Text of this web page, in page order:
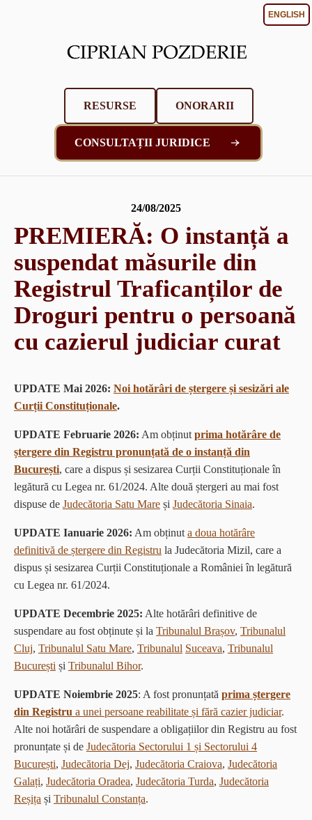
RESURSE ONORARII
CONSULTAȚII JURIDICE
ENGLISH
24/08/2025
PREMIERĂ: O instanță a
suspendat măsurile din
Registrul Traficanților de
Droguri pentru o persoană
cu cazierul judiciar curat
UPDATE Mai 2026: Noi hotărâri de ștergere și sesizări ale
Curții Constituționale.
UPDATE Februarie 2026: Am obținut prima hotărâre de
ștergere din Registru pronunțată de o instanță din
București, care a dispus și sesizarea Curții Constituționale în
legătură cu Legea nr. 61/2024. Alte două ștergeri au mai fost
dispuse de Judecătoria Satu Mare și Judecătoria Sinaia.
UPDATE Ianuarie 2026: Am obținut a doua hotărâre
definitivă de ștergere din Registru la Judecătoria Mizil, care a
dispus și sesizarea Curții Constituționale a României în legătură
cu Legea nr. 61/2024.
UPDATE Decembrie 2025: Alte hotărâri definitive de
suspendare au fost obținute și la Tribunalul Brașov, Tribunalul
Cluj, Tribunalul Satu Mare, Tribunalul Suceava, Tribunalul
București și Tribunalul Bihor.
UPDATE Noiembrie 2025: A fost pronunțată prima ștergere
din Registru a unei persoane reabilitate și fără cazier judiciar.
Alte noi hotărâri de suspendare a obligațiilor din Registru au fost
pronunțate și de Judecătoria Sectorului 1 și Sectorului 4
București, Judecătoria Dej, Judecătoria Craiova, Judecătoria
Galați, Judecătoria Oradea, Judecătoria Turda, Judecătoria
Reșița și Tribunalul Constanța.